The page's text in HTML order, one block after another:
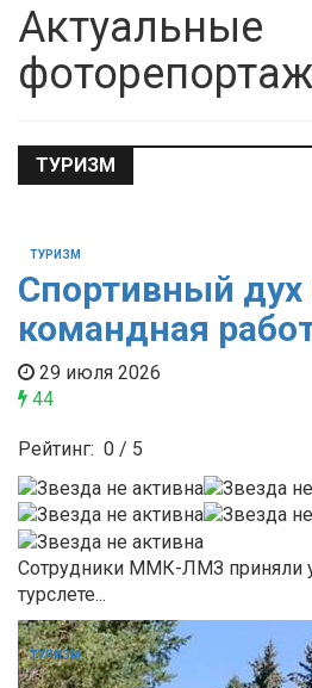
Актуальные
ТУРИЗМ
ТУРИЗМ
Спортивный дух
командная
29 июля 2026
44
Рейтинг: 0 / 5
Сотрудники ММК-ЛМЗ приняли
турслете...
ТУРИЗМ